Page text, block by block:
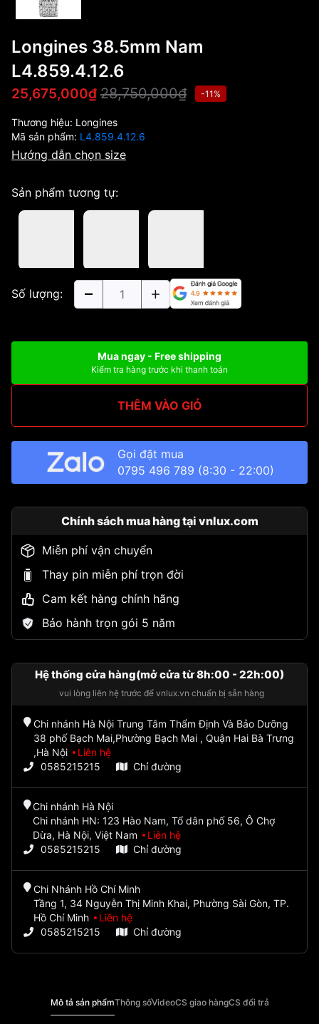
Longines 38.5mm Nam
L4.859.4.12.6
25,675,000₫ 28,750,000₫ -11%
Thương hiệu: Longines
Mã sản phẩm: L4.859.4.12.6
Hướng dẫn chọn size
Sản phẩm tương tự:
Số lượng:
Mua ngay - Free shipping
Kiểm tra hàng trước khi thanh toán
THÊM VÀO GIỎ
Gọi đặt mua
0795 496 789 (8:30 - 22:00)
Chính sách mua hàng tại vnlux.com
Miễn phí vận chuyển
Thay pin miễn phí trọn đời
Cam kết hàng chính hãng
Bảo hành trọn gói 5 năm
Hệ thống cửa hàng(mở cửa từ 8h:00 - 22h:00)
vui lòng liên hệ trước để vnlux.vn chuẩn bị sẵn hàng
Chi nhánh Hà Nội Trung Tâm Thẩm Định Và Bảo Dưỡng
38 phố Bạch Mai,Phường Bạch Mai , Quận Hai Bà Trưng
,Hà Nội
Liên hệ
0585215215
Chỉ đường
Chi nhánh Hà Nội
Chi nhánh HN: 123 Hào Nam, Tổ dân phố 56, Ô Chợ
Dừa, Hà Nội, Việt Nam
Liên hệ
0585215215
Chỉ đường
Chi Nhánh Hồ Chí Minh
Tầng 1, 34 Nguyễn Thị Minh Khai, Phường Sài Gòn, TP.
Hồ Chí Minh
Liên hệ
0585215215
Chỉ đường
Mô tả sản phẩmThông sốVideoCS giao hàngCS đổi trả